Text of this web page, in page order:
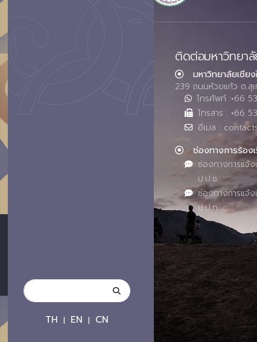
TH | EN | CN
ติดต่อมหาวิทยา
มหาวิทยาลัยเชีย
239 ถนนห้วยแก้ว ต.สุ
โทรศัพท์ :+66
โทรสาร : +66
อีเมล :
ช่องทางการร้อง
ช่องทางการแจ้
ป.ป.ช.
ช่องทางการแจ้
ป.ป.ท.